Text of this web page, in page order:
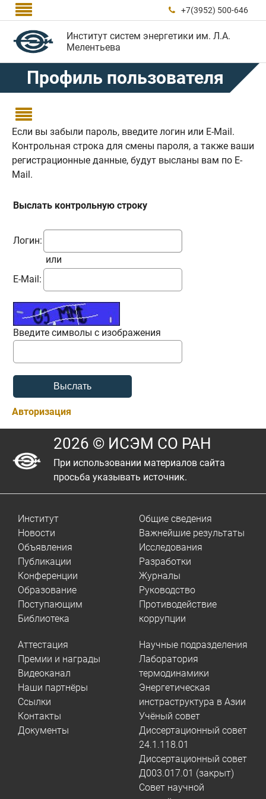
  +7(3952) 500-646
Институт систем энергетики им. Л.А.
Мелентьева
Профиль пользователя

Если вы забыли пароль, введите логин или E-Mail.
Контрольная строка для смены пароля, а также ваши
регистрационные данные, будут высланы вам по E-
Mail.
Выслать контрольную строку
Логин:
или
E-Mail:
Введите символы с изображения
Авторизация
2026 © ИСЭМ СО РАН
При использовании материалов сайта
просьба указывать источник.
Институт
Новости
Объявления
Публикации
Конференции
Образование
Поступающим
Библиотека
Общие сведения
Важнейшие результаты
Исследования
Разработки
Журналы
Руководство
Противодействие
коррупции
Аттестация
Премии и награды
Видеоканал
Наши партнёры
Ссылки
Контакты
Документы
Научные подразделения
Лаборатория
термодинамики
Энергетическая
инстраструктура в Азии
Учёный совет
Диссертационный совет
24.1.118.01
Диссертационный совет
Д003.017.01 (закрыт)
Совет научной